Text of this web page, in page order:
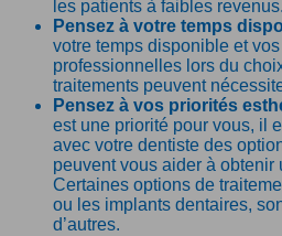
les patients à faibles revenus.
Pensez à votre temps
votre temps disponible et
professionnelles lors du
traitements peuvent
Pensez à vos priorités
est une priorité pour vous, il
avec votre dentiste des
peuvent vous aider à obtenir
Certaines options de
ou les implants dentaires,
d’autres.